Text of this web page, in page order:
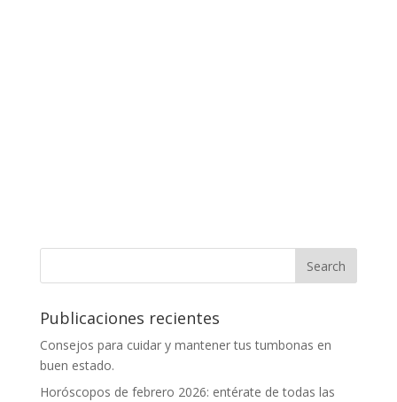
Publicaciones recientes
Consejos para cuidar y mantener tus tumbonas en
buen estado.
Horóscopos de febrero 2026: entérate de todas las